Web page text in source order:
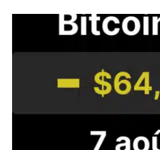
Bitcoin stagne à 64 000